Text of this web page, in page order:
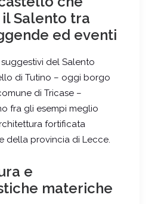
Salento tra
ed eventi
del Salento
di Tutino – oggi borgo
di Tricase –
fra gli esempi meglio
fortificata
della provincia di Lecce.
e
materiche